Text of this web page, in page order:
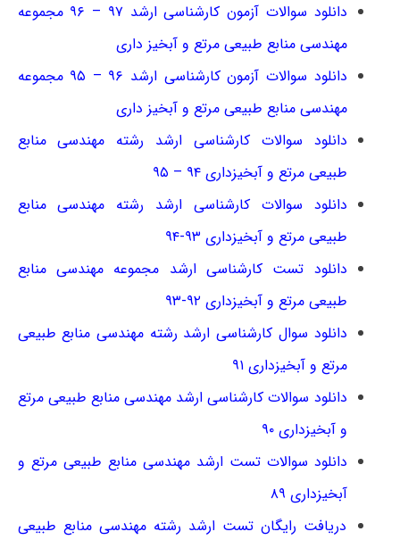
دانلود سوالات آزمون کارشناسی ارشد ۹۷ – ۹۶ مجموعه
مهندسی منابع طبیعی مرتع و آبخیز داری
دانلود سوالات آزمون کارشناسی ارشد ۹۶ – ۹۵ مجموعه
مهندسی منابع طبیعی مرتع و آبخیز داری
دانلود سوالات کارشناسی ارشد رشته مهندسی منابع
طبیعی مرتع و آبخیزداری ۹۴ – ۹۵
دانلود سوالات کارشناسی ارشد رشته مهندسی منابع
طبیعی مرتع و آبخیزداری ۹۳-۹۴
دانلود تست کارشناسی ارشد مجموعه مهندسی منابع
طبیعی مرتع و آبخیزداری ۹۲-۹۳
دانلود سوال کارشناسی ارشد رشته مهندسی منابع طبیعی
مرتع و آبخیزداری ۹۱
دانلود سوالات کارشناسی ارشد مهندسی منابع طبیعی مرتع
و آبخیزداری ۹۰
دانلود سوالات تست ارشد مهندسی منابع طبیعی مرتع و
آبخیزداری ۸۹
دریافت رایگان تست ارشد رشته مهندسی منابع طبیعی